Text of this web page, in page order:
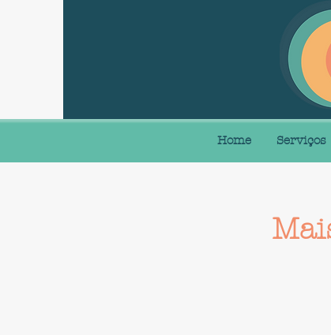
Home Serviços